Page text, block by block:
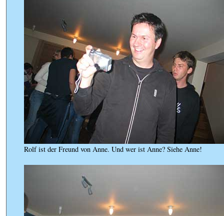
Rolf ist der Freund von Anne. Und wer ist Anne? Siehe Anne!